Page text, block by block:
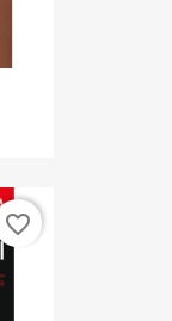
favorite_border